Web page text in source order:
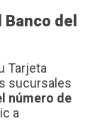
del
Tarjeta
sucursales
número de
a